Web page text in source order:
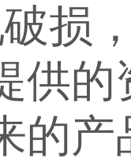
损
供
的